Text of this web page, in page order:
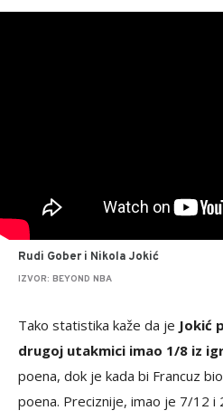
Rudi Gober i Nikola Jokić
IZVOR: BEYOND NBA
Tako statistika kaže da je Jokić
drugoj utakmici imao 1/8 iz
poena, dok je kada bi Francuz
poena. Preciznije, imao je 7/12 i